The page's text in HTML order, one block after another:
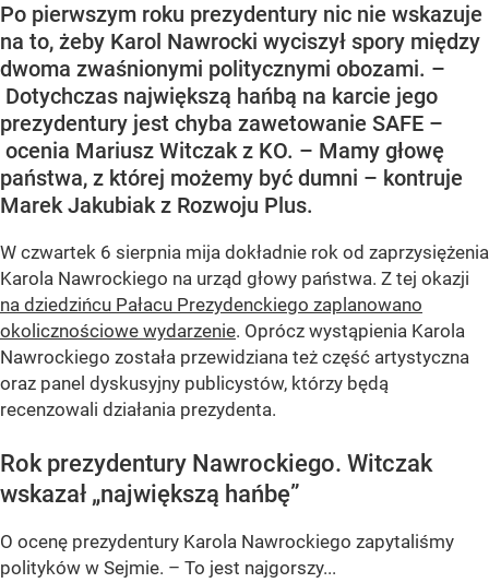
Po pierwszym roku prezydentury nic nie wskazuje
na to, żeby Karol Nawrocki wyciszył spory między
dwoma zwaśnionymi politycznymi obozami. –
Dotychczas największą hańbą na karcie jego
prezydentury jest chyba zawetowanie SAFE –
ocenia Mariusz Witczak z KO. – Mamy głowę
państwa, z której możemy być dumni – kontruje
Marek Jakubiak z Rozwoju Plus.
W czwartek 6 sierpnia mija dokładnie rok od zaprzysiężenia
Karola Nawrockiego na urząd głowy państwa. Z tej okazji
na dziedzińcu Pałacu Prezydenckiego zaplanowano
okolicznościowe wydarzenie. Oprócz wystąpienia Karola
Nawrockiego została przewidziana też część artystyczna
oraz panel dyskusyjny publicystów, którzy będą
recenzowali działania prezydenta.
Rok prezydentury Nawrockiego. Witczak
wskazał „największą hańbę”
O ocenę prezydentury Karola Nawrockiego zapytaliśmy
polityków w Sejmie. – To jest najgorszy...